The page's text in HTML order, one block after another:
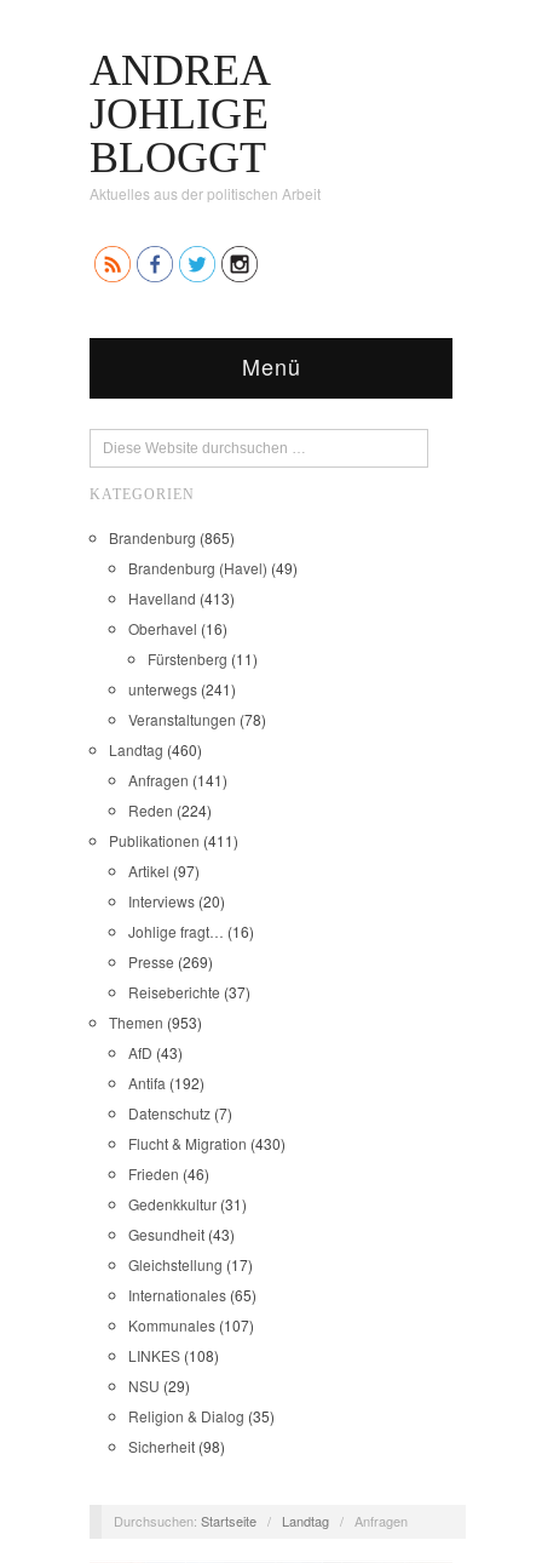
ANDREA
JOHLIGE
BLOGGT
Aktuelles aus der politischen Arbeit
Menü
KATEGORIEN
Brandenburg (865)
Brandenburg (Havel) (49)
Havelland (413)
Oberhavel (16)
Fürstenberg (11)
unterwegs (241)
Veranstaltungen (78)
Landtag (460)
Anfragen (141)
Reden (224)
Publikationen (411)
Artikel (97)
Interviews (20)
Johlige fragt… (16)
Presse (269)
Reiseberichte (37)
Themen (953)
AfD (43)
Antifa (192)
Datenschutz (7)
Flucht & Migration (430)
Frieden (46)
Gedenkkultur (31)
Gesundheit (43)
Gleichstellung (17)
Internationales (65)
Kommunales (107)
LINKES (108)
NSU (29)
Religion & Dialog (35)
Sicherheit (98)
Durchsuchen: Startseite / Landtag / Anfragen